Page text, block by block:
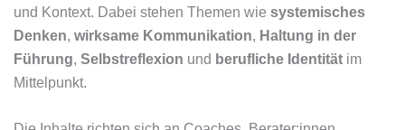
und Kontext. Dabei stehen Themen wie systemisches
Denken, wirksame Kommunikation, Haltung in der
Führung, Selbstreflexion und berufliche Identität im
Mittelpunkt.